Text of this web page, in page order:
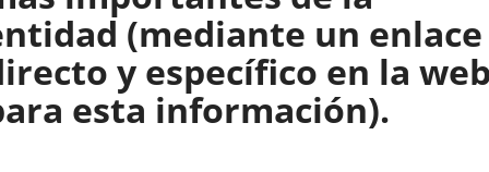
(mediante un enlace
y específico en la
esta información).